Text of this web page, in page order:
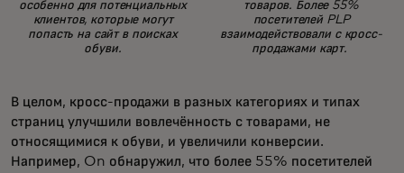
особенно для потенциальных
клиентов, которые могут
попасть на сайт в поисках
обуви.
товаров. Более 55%
посетителей PLP
взаимодействовали с кросс-
продажами карт.
В целом, кросс-продажи в разных категориях и типах
страниц улучшили вовлечённость с товарами, не
относящимися к обуви, и увеличили конверсии.
Например, On обнаружил, что более 55% посетителей